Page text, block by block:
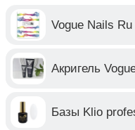
Vogue Nails
Акригель
Базы Klio